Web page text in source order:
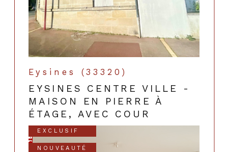
Eysines (33320)
EYSINES CENTRE VILLE -
MAISON EN PIERRE À
ÉTAGE, AVEC COUR
EXCLUSIF
NOUVEAUTÉ